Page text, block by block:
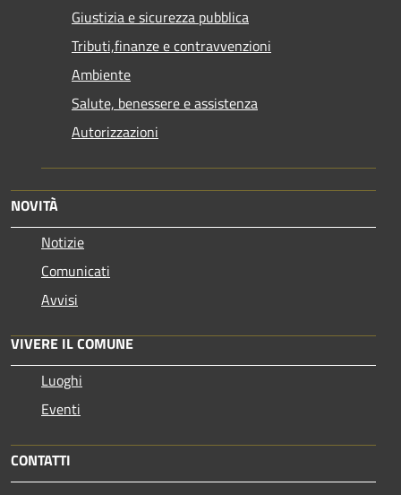
Giustizia e sicurezza pubblica
Tributi,finanze e contravvenzioni
Ambiente
Salute, benessere e assistenza
Autorizzazioni
NOVITÀ
Notizie
Comunicati
Avvisi
VIVERE IL COMUNE
Luoghi
Eventi
CONTATTI